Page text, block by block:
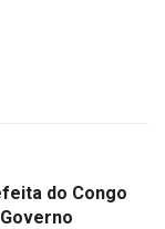
do Congo